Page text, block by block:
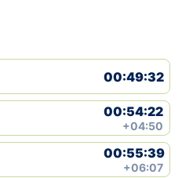
00:49:32
00:54:22
+04:50
00:55:39
+06:07